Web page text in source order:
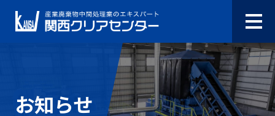
お知らせ